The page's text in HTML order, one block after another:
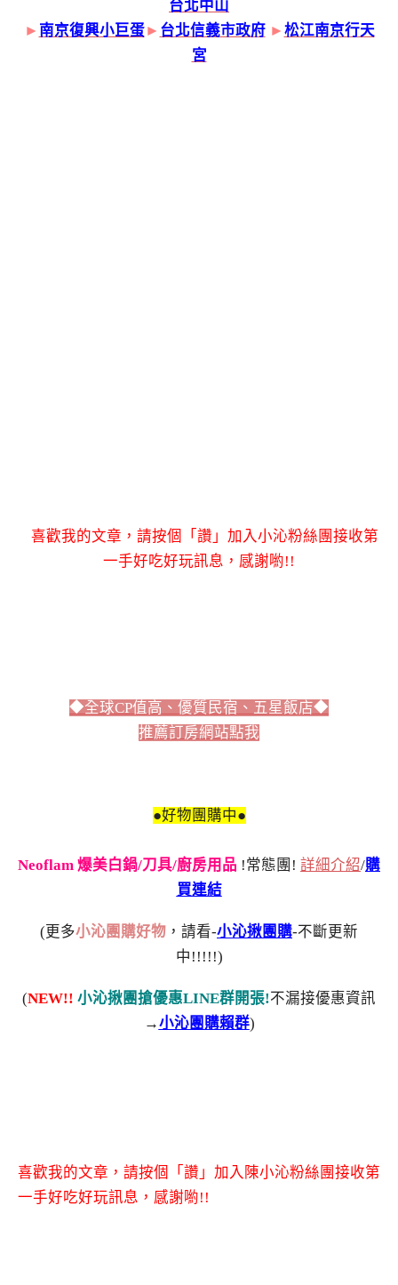
台北中山
► 南京復興小巨蛋► 台北信義市政府► 松江南京行天
宮
喜歡我的文章，請按個「讚」加入小沁粉絲團接收第
一手好吃好玩訊息，感謝喲!!
◆全球CP值高、優質民宿、五星飯店◆
推薦訂房網站點我
●好物團購中●
Neoflam 爆美白鍋/刀具/廚房用品 !常態團! 詳細介紹/購
買連結
(更多小沁團購好物 ，請看-小沁揪團購-不斷更新
中!!!!!)
(NEW!! 小沁揪團搶優惠LINE群開張!不漏接優惠資訊
→小沁團購賴群)
喜歡我的文章，請按個「讚」加入陳小沁粉絲團接收第
一手好吃好玩訊息，感謝喲!!